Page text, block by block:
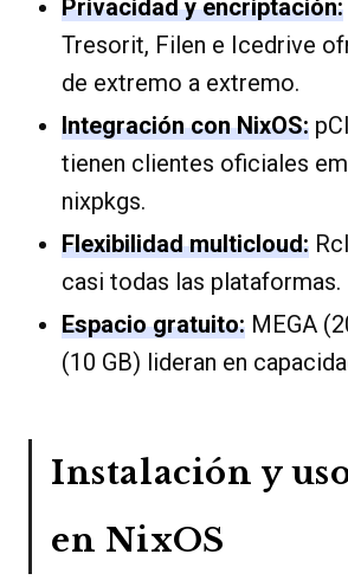
Privacidad y encriptación:
Tresorit, Filen e Icedrive
de extremo a extremo.
Integración con NixOS:
tienen clientes oficiales
nixpkgs.
Flexibilidad multicloud:
casi todas las plataformas.
Espacio gratuito: MEGA
(10 GB) lideran en
Instalación y
en NixOS